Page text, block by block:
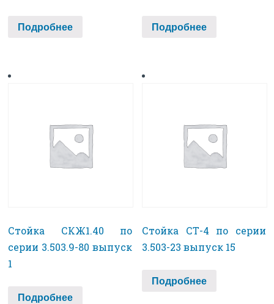
Подробнее Подробнее
Стойка СКЖ1.40 по
серии 3.503.9-80 выпуск
1
Подробнее
Стойка СТ-4 по серии
3.503-23 выпуск 15
Подробнее